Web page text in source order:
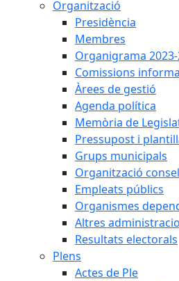
Organització
Presidència
Membres
Organigrama
Comissions
Àrees de gestió
Agenda política
Memòria de
Pressupost i
Grups municipals
Organització
Empleats públics
Organismes
Altres
Resultats electorals
Plens
Actes de Ple